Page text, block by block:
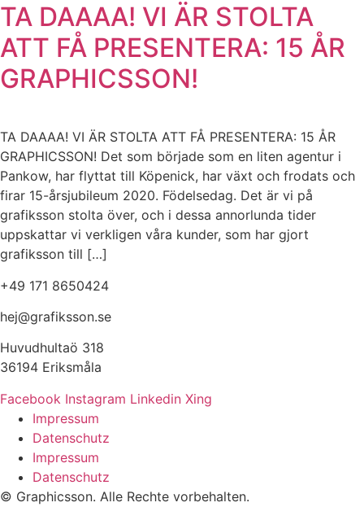
TA DAAAA! VI ÄR STOLTA
ATT FÅ PRESENTERA: 15 ÅR
GRAPHICSSON!
TA DAAAA! VI ÄR STOLTA ATT FÅ PRESENTERA: 15 ÅR
GRAPHICSSON! Det som började som en liten agentur i
Pankow, har flyttat till Köpenick, har växt och frodats och
firar 15-årsjubileum 2020. Födelsedag. Det är vi på
grafiksson stolta över, och i dessa annorlunda tider
uppskattar vi verkligen våra kunder, som har gjort
grafiksson till […]
+49 171 8650424
hej@grafiksson.se
Huvudhultaö 318
36194 Eriksmåla
Facebook Instagram Linkedin Xing
Impressum
Datenschutz
Impressum
Datenschutz
© Graphicsson. Alle Rechte vorbehalten.